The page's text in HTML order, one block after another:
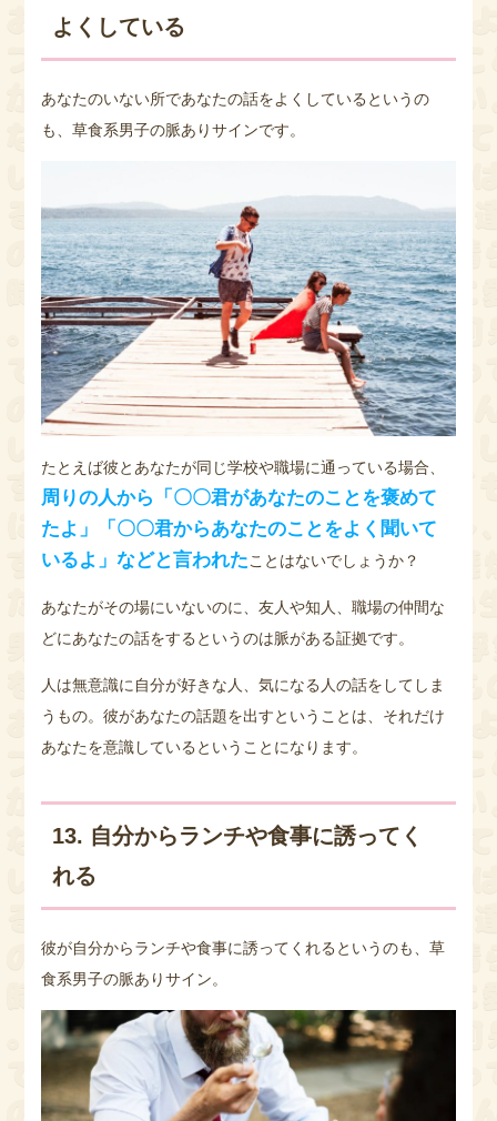
よくしている
あなたのいない所であなたの話をよくしているというの
も、草食系男子の脈ありサインです。
たとえば彼とあなたが同じ学校や職場に通っている場合、
周りの人から「〇〇君があなたのことを褒めて
たよ」「〇〇君からあなたのことをよく聞いて
いるよ」などと言われたことはないでしょうか？
あなたがその場にいないのに、友人や知人、職場の仲間な
どにあなたの話をするというのは脈がある証拠です。
人は無意識に自分が好きな人、気になる人の話をしてしま
うもの。彼があなたの話題を出すということは、それだけ
あなたを意識しているということになります。
13. 自分からランチや食事に誘ってく
れる
彼が自分からランチや食事に誘ってくれるというのも、草
食系男子の脈ありサイン。